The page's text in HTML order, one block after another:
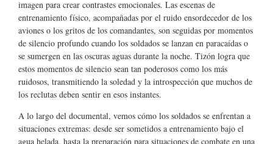
imagen para crear contrastes emocionales. Las escenas de
entrenamiento físico, acompañadas por el ruido ensordecedor de los
aviones o los gritos de los comandantes, son seguidas por momentos
de silencio profundo cuando los soldados se lanzan en paracaídas o
se sumergen en las oscuras aguas durante la noche. Tizón logra que
estos momentos de silencio sean tan poderosos como los más
ruidosos, transmitiendo la soledad y la introspección que muchos de
los reclutas deben sentir en esos instantes.
A lo largo del documental, vemos cómo los soldados se enfrentan a
situaciones extremas: desde ser sometidos a entrenamiento bajo el
agua helada, hasta la preparación para situaciones de combate en una